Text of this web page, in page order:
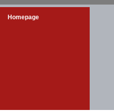
Homepage